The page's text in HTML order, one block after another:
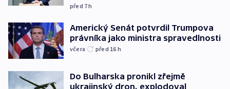
před 7h
Americký Senát potvrdil Trumpova
právníka jako ministra spravedlnosti
včera před 16 h
Do Bulharska pronikl zřejmě
ukrajinský dron, explodoval